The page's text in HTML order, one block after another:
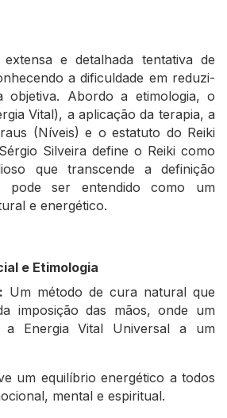
e detalhada tentativa de
a dificuldade em reduzi-
objetiva. Abordo a etimologia, o
Vital), a aplicação da terapia, a
(Níveis) e o estatuto do Reiki
Silveira define o Reiki como
que transcende a definição
pode ser entendido como um
e energético.
e Etimologia
Um método de cura natural que
imposição das mãos, onde um
a Energia Vital Universal a um
um equilíbrio energético a todos
mental e espiritual.